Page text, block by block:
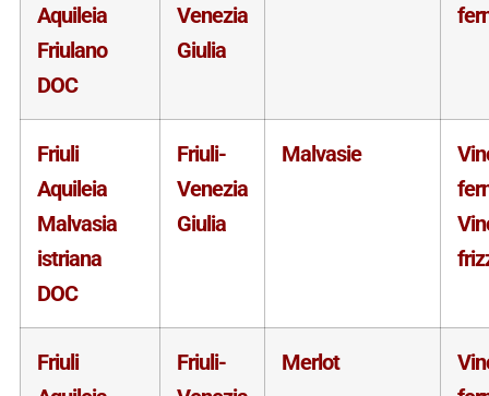
Aquileia
Friulano
DOC
Venezia
Giulia
Friuli
Aquileia
Malvasia
istriana
DOC
Friuli-
Venezia
Giulia
Malvasie
Friuli
Friuli-
Merlot